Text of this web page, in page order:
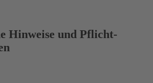
Hinweise und Pflicht­